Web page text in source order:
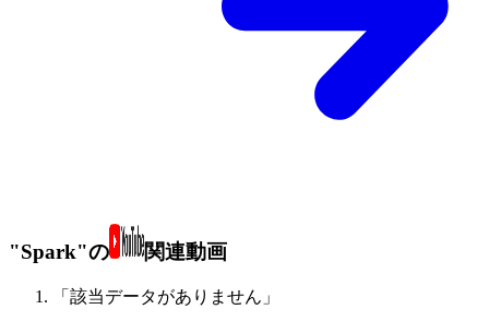
"Spark"の 関連動画
「該当データがありません」